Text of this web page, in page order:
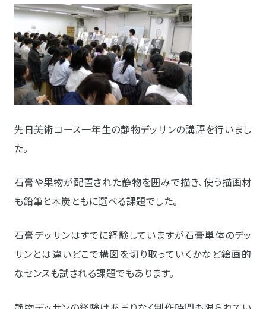
先日美術コース一年生の静物デッサンの講評を行いまし
た。
石膏や果物が配置された静物を囲みで描き、使う描画材
も鉛筆と木炭ともに選べる課題でした。
石膏デッサンはすでに経験していますが石膏単体のデッ
サンとは違いどこで構図を切り取っていくかなど絵画的
なセンスも試される課題でもあります。